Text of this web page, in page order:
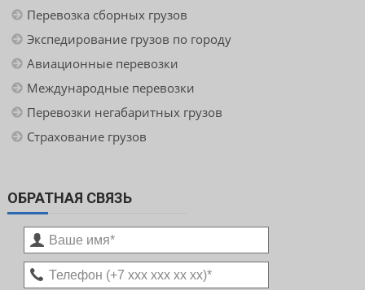
Перевозка сборных грузов
Экспедирование грузов по городу
Авиационные перевозки
Международные перевозки
Перевозки негабаритных грузов
Страхование грузов
ОБРАТНАЯ СВЯЗЬ